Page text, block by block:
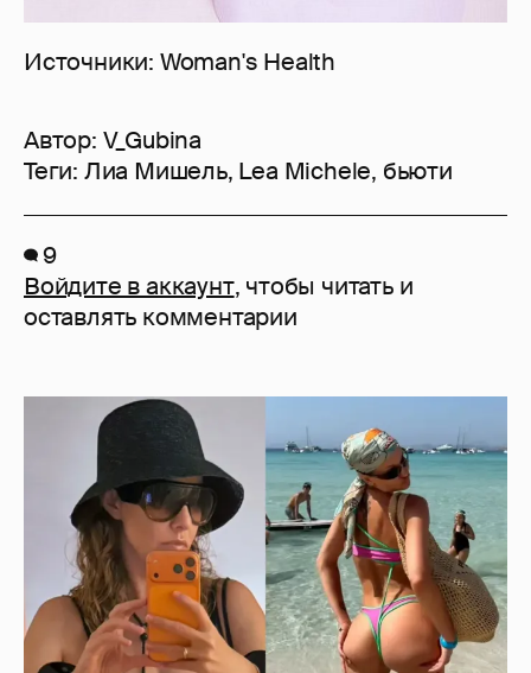
Источники: Woman's Health
Автор: V_Gubina
Теги: Лиа Мишель, Lea Michele, бьюти
9
Войдите в аккаунт, чтобы читать и
оставлять комментарии